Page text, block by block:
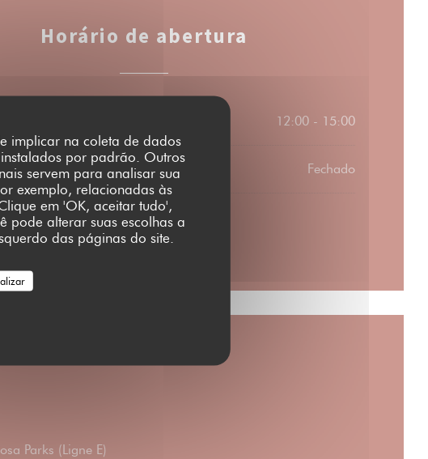
implicar na coleta de dados
por padrão. Outros
servem para analisar sua
exemplo, relacionadas às
em 'OK, aceitar tudo',
pode alterar suas escolhas a
das páginas do site.
Horário de abertura
12:00 - 15:00
Fechado
Parks (Ligne E)